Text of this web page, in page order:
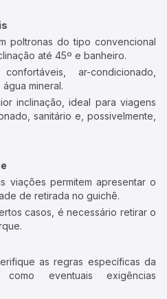
poltronas do tipo convencional
até 45º e banheiro.
ar-condicionado,
mineral.
inclinação, ideal para viagens
sanitário e, possivelmente,
viações permitem apresentar o
de retirada no guichê.
casos, é necessário retirar o
as regras específicas da
eventuais exigências